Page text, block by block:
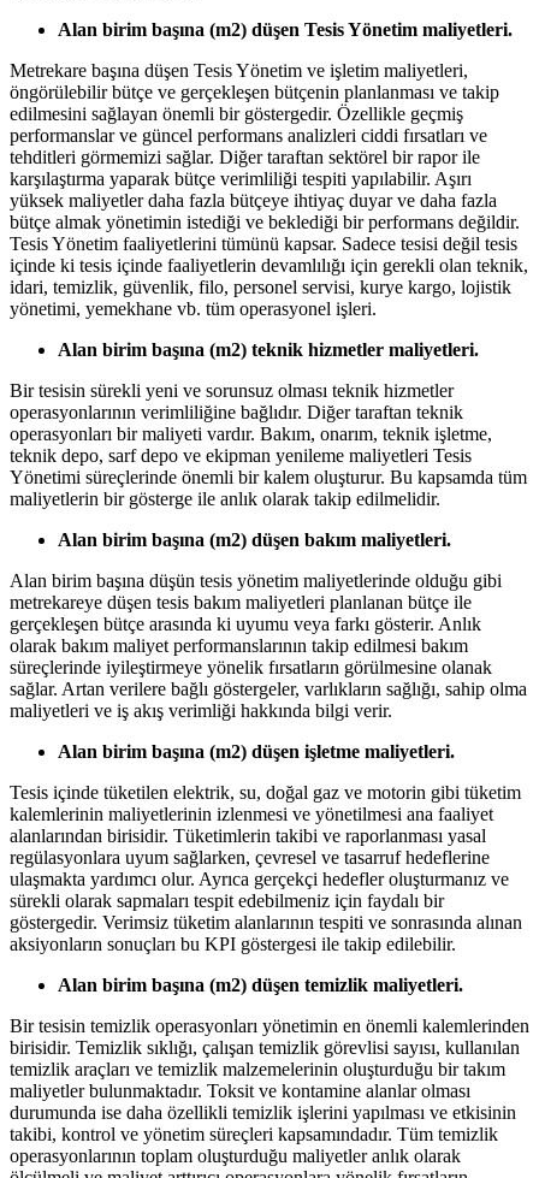
Alan birim başına (m2) düşen Tesis Yönetim maliyetleri.
Metrekare başına düşen Tesis Yönetim ve işletim maliyetleri,
öngörülebilir bütçe ve gerçekleşen bütçenin planlanması ve takip
edilmesini sağlayan önemli bir göstergedir. Özellikle geçmiş
performanslar ve güncel performans analizleri ciddi fırsatları ve
tehditleri görmemizi sağlar. Diğer taraftan sektörel bir rapor ile
karşılaştırma yaparak bütçe verimliliği tespiti yapılabilir. Aşırı
yüksek maliyetler daha fazla bütçeye ihtiyaç duyar ve daha fazla
bütçe almak yönetimin istediği ve beklediği bir performans değildir.
Tesis Yönetim faaliyetlerini tümünü kapsar. Sadece tesisi değil tesis
içinde ki tesis içinde faaliyetlerin devamlılığı için gerekli olan teknik,
idari, temizlik, güvenlik, filo, personel servisi, kurye kargo, lojistik
yönetimi, yemekhane vb. tüm operasyonel işleri.
Alan birim başına (m2) teknik hizmetler maliyetleri.
Bir tesisin sürekli yeni ve sorunsuz olması teknik hizmetler
operasyonlarının verimliliğine bağlıdır. Diğer taraftan teknik
operasyonları bir maliyeti vardır. Bakım, onarım, teknik işletme,
teknik depo, sarf depo ve ekipman yenileme maliyetleri Tesis
Yönetimi süreçlerinde önemli bir kalem oluşturur. Bu kapsamda tüm
maliyetlerin bir gösterge ile anlık olarak takip edilmelidir.
Alan birim başına (m2) düşen bakım maliyetleri.
Alan birim başına düşün tesis yönetim maliyetlerinde olduğu gibi
metrekareye düşen tesis bakım maliyetleri planlanan bütçe ile
gerçekleşen bütçe arasında ki uyumu veya farkı gösterir. Anlık
olarak bakım maliyet performanslarının takip edilmesi bakım
süreçlerinde iyileştirmeye yönelik fırsatların görülmesine olanak
sağlar. Artan verilere bağlı göstergeler, varlıkların sağlığı, sahip olma
maliyetleri ve iş akış verimliği hakkında bilgi verir.
Alan birim başına (m2) düşen işletme maliyetleri.
Tesis içinde tüketilen elektrik, su, doğal gaz ve motorin gibi tüketim
kalemlerinin maliyetlerinin izlenmesi ve yönetilmesi ana faaliyet
alanlarından birisidir. Tüketimlerin takibi ve raporlanması yasal
regülasyonlara uyum sağlarken, çevresel ve tasarruf hedeflerine
ulaşmakta yardımcı olur. Ayrıca gerçekçi hedefler oluşturmanız ve
sürekli olarak sapmaları tespit edebilmeniz için faydalı bir
göstergedir. Verimsiz tüketim alanlarının tespiti ve sonrasında alınan
aksiyonların sonuçları bu KPI göstergesi ile takip edilebilir.
Alan birim başına (m2) düşen temizlik maliyetleri.
Bir tesisin temizlik operasyonları yönetimin en önemli kalemlerinden
birisidir. Temizlik sıklığı, çalışan temizlik görevlisi sayısı, kullanılan
temizlik araçları ve temizlik malzemelerinin oluşturduğu bir takım
maliyetler bulunmaktadır. Toksit ve kontamine alanlar olması
durumunda ise daha özellikli temizlik işlerini yapılması ve etkisinin
takibi, kontrol ve yönetim süreçleri kapsamındadır. Tüm temizlik
operasyonlarının toplam oluşturduğu maliyetler anlık olarak